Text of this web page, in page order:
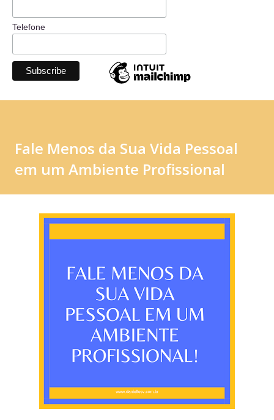
Telefone
Fale Menos da Sua Vida Pessoal
em um Ambiente Profissional